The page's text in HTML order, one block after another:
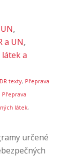
,
a UN,
a
texty, Přeprava
Přeprava
látek,
určené